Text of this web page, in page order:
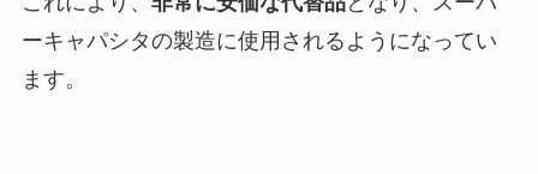
ーキャパシタの製造に使用されるようになってい
ます。